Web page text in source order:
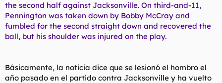
the second half against Jacksonville. On third-and-11,
Pennington was taken down by Bobby McCray and
fumbled for the second straight down and recovered the
ball, but his shoulder was injured on the play.
Básicamente, la noticia dice que se lesionó el hombro el
año pasado en el partido contra Jacksonville y ha vuelto